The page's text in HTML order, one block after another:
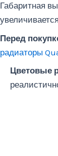
Габаритная
Перед
радиаторы
Цветовые